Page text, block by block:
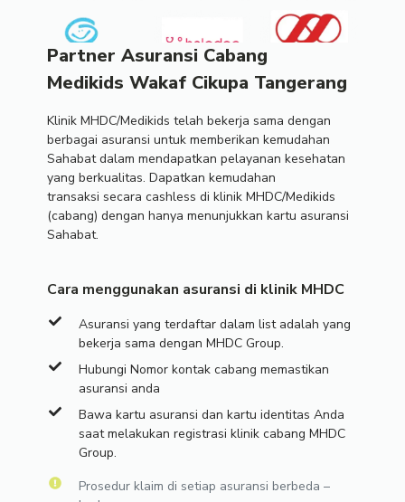
Partner Asuransi Cabang
Medikids Wakaf Cikupa Tangerang
Klinik MHDC/Medikids telah bekerja sama dengan
berbagai asuransi untuk memberikan kemudahan
Sahabat dalam mendapatkan pelayanan kesehatan
yang berkualitas. Dapatkan kemudahan
transaksi secara cashless di klinik MHDC/Medikids
(cabang) dengan hanya menunjukkan kartu asuransi
Sahabat.
Cara menggunakan asuransi di klinik MHDC
Asuransi yang terdaftar dalam list adalah yang
bekerja sama dengan MHDC Group.
Hubungi Nomor kontak cabang memastikan
asuransi anda
Bawa kartu asuransi dan kartu identitas Anda
saat melakukan registrasi klinik cabang MHDC
Group.
Prosedur klaim di setiap asuransi berbeda –